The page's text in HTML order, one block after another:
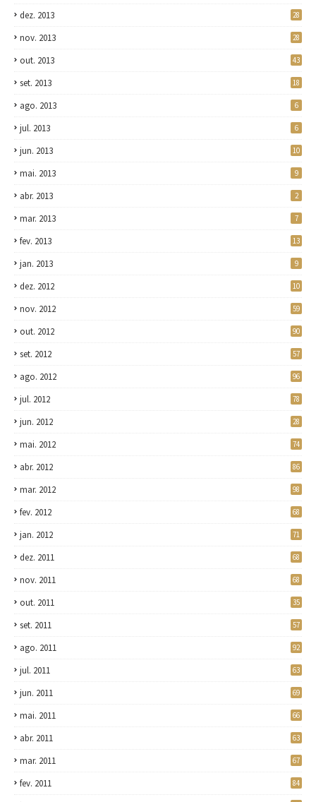
dez. 2013 28
nov. 2013 28
out. 2013 43
set. 2013 18
ago. 2013 6
jul. 2013 6
jun. 2013 10
mai. 2013 9
abr. 2013 2
mar. 2013 7
fev. 2013 13
jan. 2013 9
dez. 2012 10
nov. 2012 59
out. 2012 90
set. 2012 57
ago. 2012 96
jul. 2012 78
jun. 2012 28
mai. 2012 74
abr. 2012 86
mar. 2012 98
fev. 2012 68
jan. 2012 71
dez. 2011 68
nov. 2011 68
out. 2011 35
set. 2011 57
ago. 2011 92
jul. 2011 63
jun. 2011 69
mai. 2011 66
abr. 2011 63
mar. 2011 67
fev. 2011 84